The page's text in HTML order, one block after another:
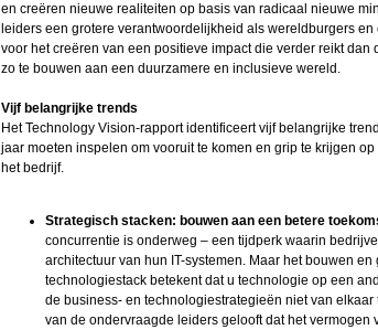
en creëren nieuwe realiteiten op basis van radicaal nieuwe
leiders een grotere verantwoordelijkheid als wereldburgers
voor het creëren van een positieve impact die verder reikt dan
zo te bouwen aan een duurzamere en inclusieve wereld.
Vijf belangrijke trends
Het Technology Vision-rapport identificeert vijf belangrijke
jaar moeten inspelen om vooruit te komen en grip te krijgen
het bedrijf.
Strategisch stacken: bouwen aan een betere
concurrentie is onderweg – een tijdperk waarin
architectuur van hun IT-systemen. Maar het bouwen
technologiestack betekent dat u technologie op een
de business- en technologiestrategieën niet van
van de ondervraagde leiders gelooft dat het vermogen